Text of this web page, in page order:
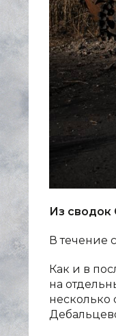
Из
В течение
Как и в
на
несколько